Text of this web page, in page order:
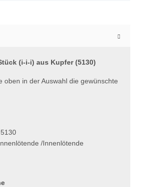
(i-i-i) aus Kupfer (5130)
oben in der Auswahl die gewünschte
/Innenlötende